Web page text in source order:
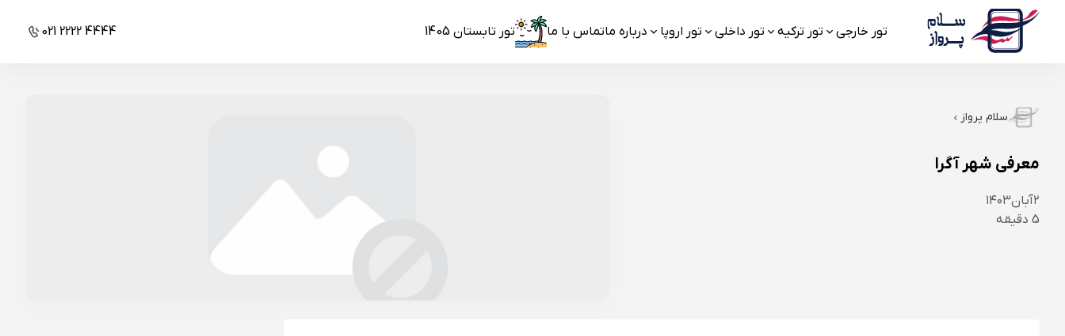
تور خارجی تور ترکیه تور داخلی تور اروپا درباره ماتماس با ما تور تابستان 1405 021 2222 4444
سلام پرواز
معرفی شهر آگرا
۲آبان۱۴۰۳
5 دقیقه